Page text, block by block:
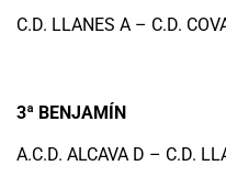
C.D. LLANES A – C.D.
3ª BENJAMÍN
A.C.D. ALCAVA D – C.D.